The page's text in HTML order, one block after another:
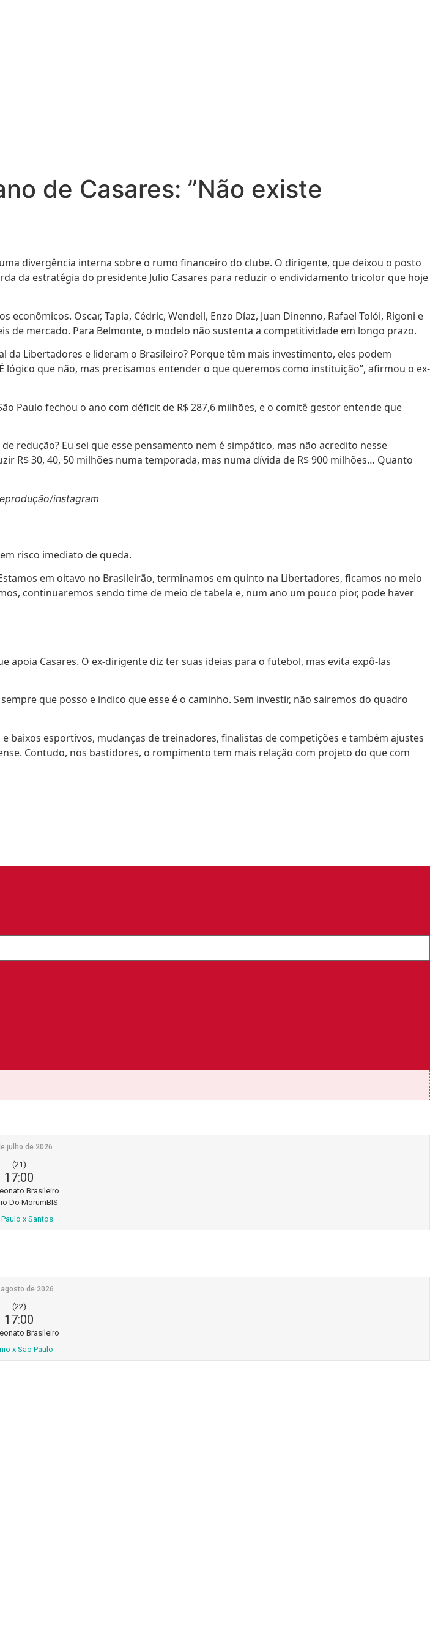
de Casares: ”Não existe
divergência interna sobre o rumo financeiro do clube. O dirigente, que deixou o posto
da estratégia do presidente Julio Casares para reduzir o endividamento tricolor que hoje
Oscar, Tapia, Cédric, Wendell, Enzo Díaz, Juan Dinenno, Rafael Tolói, Rigoni e
de mercado. Para Belmonte, o modelo não sustenta a competitividade em longo prazo.
Libertadores e lideram o Brasileiro? Porque têm mais investimento, eles podem
que não, mas precisamos entender o que queremos como instituição”, afirmou o ex-
Paulo fechou o ano com déficit de R$ 287,6 milhões, e o comitê gestor entende que
redução? Eu sei que esse pensamento nem é simpático, mas não acredito nesse
R$ 30, 40, 50 milhões numa temporada, mas numa dívida de R$ 900 milhões… Quanto
instagram
risco imediato de queda.
em oitavo no Brasileirão, terminamos em quinto na Libertadores, ficamos no meio
continuaremos sendo time de meio de tabela e, num ano um pouco pior, pode haver
Casares. O ex-dirigente diz ter suas ideias para o futebol, mas evita expô-las
que posso e indico que esse é o caminho. Sem investir, não sairemos do quadro
esportivos, mudanças de treinadores, finalistas de competições e também ajustes
Contudo, nos bastidores, o rompimento tem mais relação com projeto do que com
julho de 2026
(21)
17:00
Brasileiro
Do MorumBIS
x Santos
de 2026
(22)
17:00
Brasileiro
x Sao Paulo